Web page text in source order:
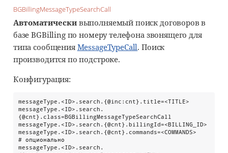
BGBillingMessageTypeSearchCall
Автоматическивыполняемый поиск договоров в
базе BGBilling по номеру телефона звонящего для
типа сообщения MessageTypeCall. Поиск
производится по подстроке.
Конфигурация:
messageType.<ID>.search.{@inc:cnt}.title=<TITLE>
messageType.<ID>.search.
{@cnt}.class=BGBillingMessageTypeSearchCall
messageType.<ID>.search.{@cnt}.billingId=<BILLING_ID>
messageType.<ID>.search.{@cnt}.commands=<COMMANDS>
# опционально
messageType.<ID>.search.